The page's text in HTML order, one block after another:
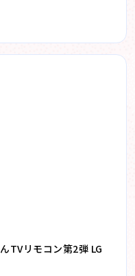
TVリモコン第2弾 LG